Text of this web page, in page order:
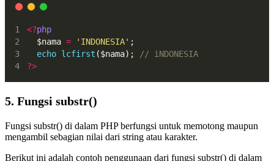
<?php
  $nama
= 'INDONESIA' ;
echo lcfirst ($nama);
// iNDONESIA
?>
5. Fungsi substr()
Fungsi substr() di dalam PHP berfungsi untuk memotong maupun
mengambil sebagian nilai dari string atau karakter.
Berikut ini adalah contoh penggunaan dari fungsi substr() di dalam